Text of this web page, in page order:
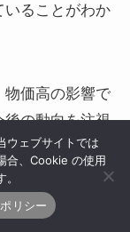
いることがわか
物価高の影響で
後の動向を注視
スでの生活の
す。
ウェブサイトでは
合、Cookie の使用
リシー